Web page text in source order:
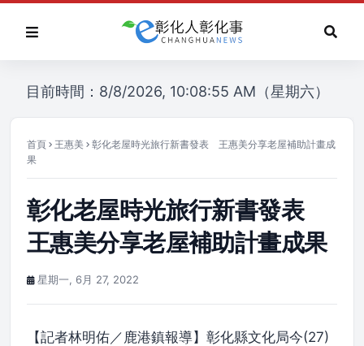
目前時間：8/8/2026, 10:08:55 AM（星期六）
首頁 王惠美
彰化老屋時光旅行新書發表 王惠美分享老屋補助計畫成
果
彰化老屋時光旅行新書發表
王惠美分享老屋補助計畫成果
星期一, 6月 27, 2022
【記者林明佑／鹿港鎮報導】彰化縣文化局今(27)